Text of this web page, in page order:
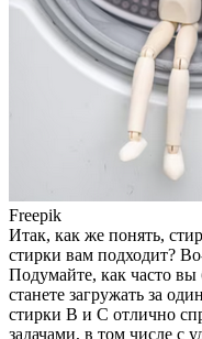
Freepik
Итак, как же понять,
стирки вам подходит?
Подумайте, как часто вы
станете загружать за
стирки В и С отлично
задачами, в том числе с